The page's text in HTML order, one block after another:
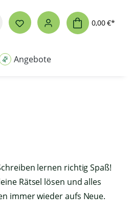
0,00 €*
Angebote
lernen richtig Spaß!
Rätsel lösen und alles
immer wieder aufs Neue.